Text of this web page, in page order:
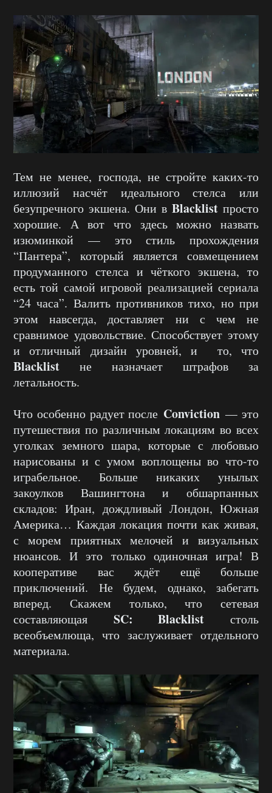
Тем не менее, господа, не стройте каких-то
иллюзий насчёт идеального стелса или
безупречного экшена. Они в Blacklist просто
хорошие. А вот что здесь можно назвать
изюминкой — это стиль прохождения
“Пантера”, который является совмещением
продуманного стелса и чёткого экшена, то
есть той самой игровой реализацией сериала
“24 часа”. Валить противников тихо, но при
этом навсегда, доставляет ни с чем не
сравнимое удовольствие. Способствует этому
и отличный дизайн уровней, и то, что
Blacklist не назначает штрафов за
летальность.
Что особенно радует после Conviction — это
путешествия по различным локациям во всех
уголках земного шара, которые с любовью
нарисованы и с умом воплощены во что-то
играбельное. Больше никаких унылых
закоулков Вашингтона и обшарпанных
складов: Иран, дождливый Лондон, Южная
Америка… Каждая локация почти как живая,
с морем приятных мелочей и визуальных
нюансов. И это только одиночная игра! В
кооперативе вас ждёт ещё больше
приключений. Не будем, однако, забегать
вперед. Скажем только, что сетевая
составляющая SC: Blacklist столь
всеобъемлюща, что заслуживает отдельного
материала.